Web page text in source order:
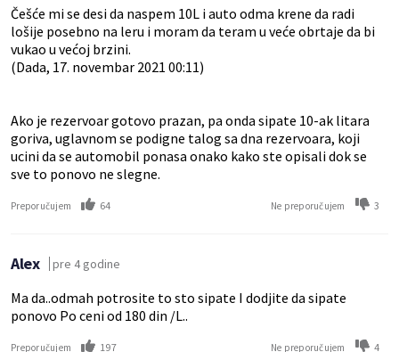
Češće mi se desi da naspem 10L i auto odma krene da radi
lošije posebno na leru i moram da teram u veće obrtaje da bi
vukao u većoj brzini.
(Dada, 17. novembar 2021 00:11)
Ako je rezervoar gotovo prazan, pa onda sipate 10-ak litara
goriva, uglavnom se podigne talog sa dna rezervoara, koji
ucini da se automobil ponasa onako kako ste opisali dok se
sve to ponovo ne slegne.
Preporučujem 64 Ne preporučujem 3
Alex pre 4 godine
Ma da..odmah potrosite to sto sipate I dodjite da sipate
ponovo Po ceni od 180 din /L..
Preporučujem 197 Ne preporučujem 4